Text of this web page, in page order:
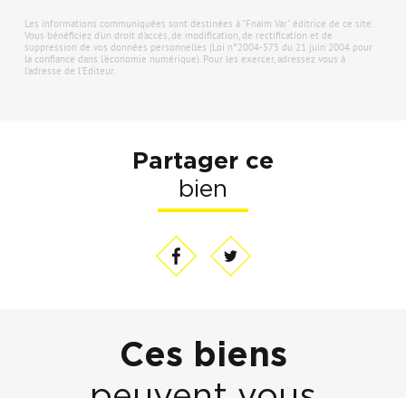
Les informations communiquées sont destinées à "Fnaim Var" éditrice de ce site.
Vous bénéficiez d'un droit d'accès, de modification, de rectification et de
suppression de vos données personnelles (Loi n°2004-575 du 21 juin 2004 pour
la confiance dans l'économie numérique). Pour les exercer, adressez vous à
l’adresse de l’Editeur.
Partager ce
bien
Ces biens